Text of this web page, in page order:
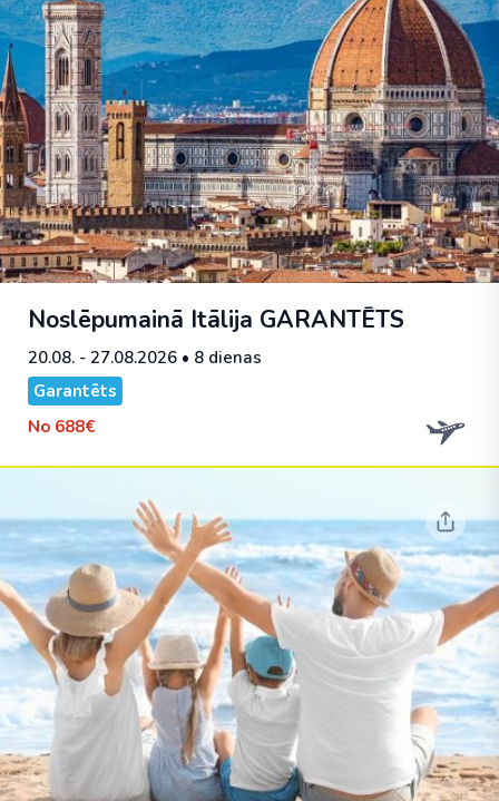
Noslēpumainā Itālija GARANTĒTS
20.08. - 27.08.2026 • 8 dienas
Garantēts
No 688€